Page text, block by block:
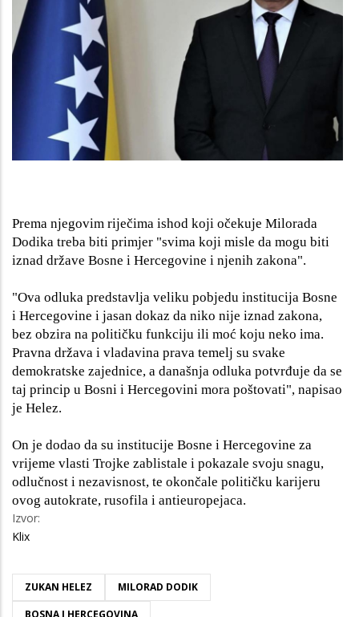
Prema njegovim riječima ishod koji očekuje Milorada
Dodika treba biti primjer "svima koji misle da mogu biti
iznad države Bosne i Hercegovine i njenih zakona".
"Ova odluka predstavlja veliku pobjedu institucija Bosne
i Hercegovine i jasan dokaz da niko nije iznad zakona,
bez obzira na političku funkciju ili moć koju neko ima.
Pravna država i vladavina prava temelj su svake
demokratske zajednice, a današnja odluka potvrđuje da se
taj princip u Bosni i Hercegovini mora poštovati", napisao
je Helez.
On je dodao da su institucije Bosne i Hercegovine za
vrijeme vlasti Trojke zablistale i pokazale svoju snagu,
odlučnost i nezavisnost, te okončale političku karijeru
ovog autokrate, rusofila i antieuropejaca.
Izvor:
Klix
ZUKAN HELEZ
MILORAD DODIK
BOSNA I HERCEGOVINA